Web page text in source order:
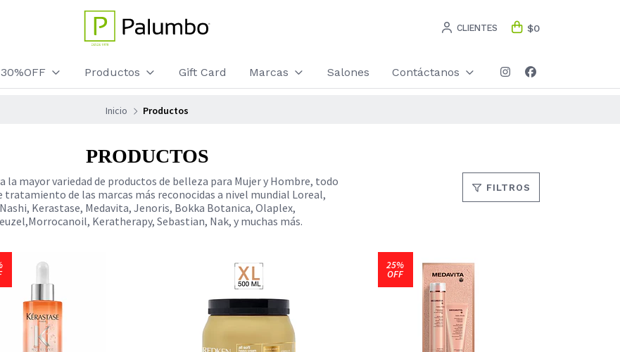
CLIENTES $0
Productos Gift Card Marcas Salones Contáctanos
Inicio Productos
PRODUCTOS
la mayor variedad de productos de belleza para Mujer y Hombre, todo
tratamiento de las marcas más reconocidas a nivel mundial Loreal,
Nashi, Kerastase, Medavita, Jenoris, Bokka Botanica, Olaplex,
Keratherapy, Sebastian, Nak, y muchas más.
FILTROS
25%
OFF